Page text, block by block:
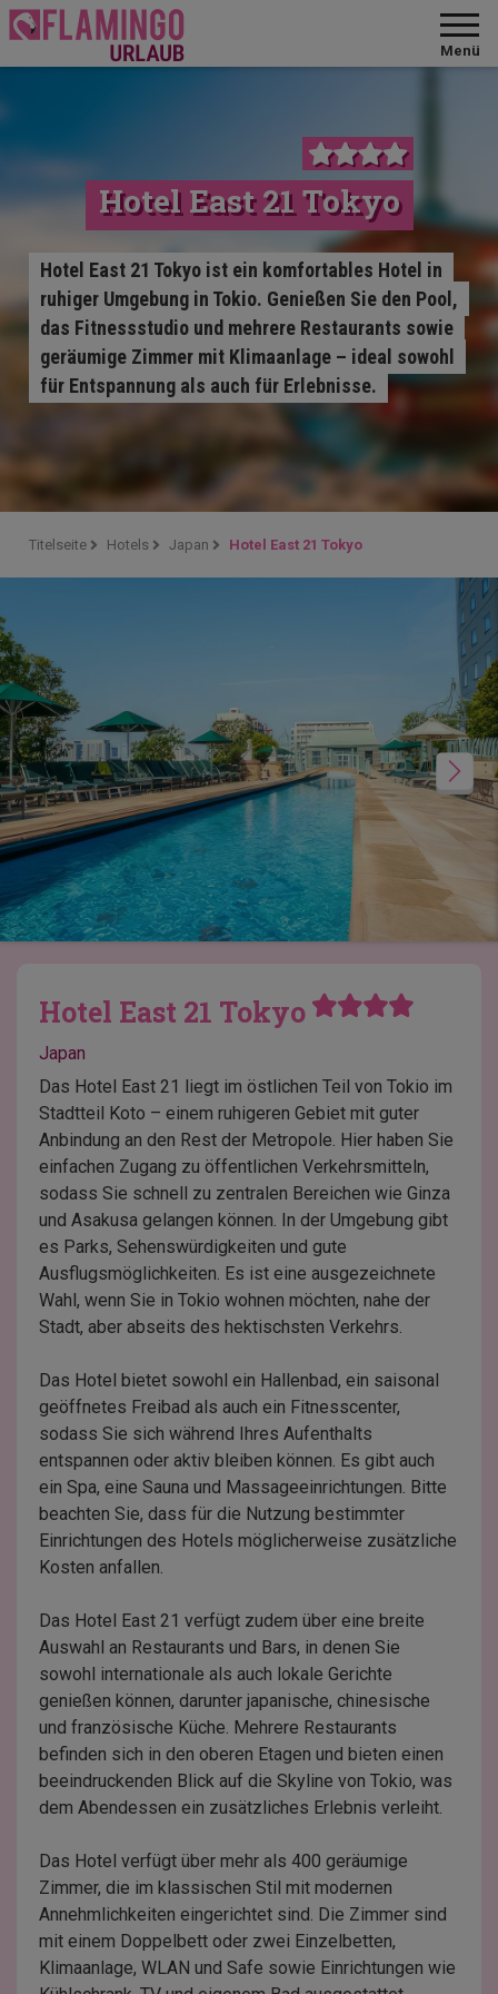
Menü
Hotel East 21 Tokyo
Hotel East 21 Tokyo ist ein komfortables Hotel in
ruhiger Umgebung in Tokio. Genießen Sie den Pool,
das Fitnessstudio und mehrere Restaurants sowie
geräumige Zimmer mit Klimaanlage – ideal sowohl
für Entspannung als auch für Erlebnisse.
Titelseite Hotels Japan Hotel East 21 Tokyo
Hotel East 21 Tokyo
Japan
Das Hotel East 21 liegt im östlichen Teil von Tokio im
Stadtteil Koto – einem ruhigeren Gebiet mit guter
Anbindung an den Rest der Metropole. Hier haben Sie
einfachen Zugang zu öffentlichen Verkehrsmitteln,
sodass Sie schnell zu zentralen Bereichen wie Ginza
und Asakusa gelangen können. In der Umgebung gibt
es Parks, Sehenswürdigkeiten und gute
Ausflugsmöglichkeiten. Es ist eine ausgezeichnete
Wahl, wenn Sie in Tokio wohnen möchten, nahe der
Stadt, aber abseits des hektischsten Verkehrs.
Das Hotel bietet sowohl ein Hallenbad, ein saisonal
geöffnetes Freibad als auch ein Fitnesscenter,
sodass Sie sich während Ihres Aufenthalts
entspannen oder aktiv bleiben können. Es gibt auch
ein Spa, eine Sauna und Massageeinrichtungen. Bitte
beachten Sie, dass für die Nutzung bestimmter
Einrichtungen des Hotels möglicherweise zusätzliche
Kosten anfallen.
Das Hotel East 21 verfügt zudem über eine breite
Auswahl an Restaurants und Bars, in denen Sie
sowohl internationale als auch lokale Gerichte
genießen können, darunter japanische, chinesische
und französische Küche. Mehrere Restaurants
befinden sich in den oberen Etagen und bieten einen
beeindruckenden Blick auf die Skyline von Tokio, was
dem Abendessen ein zusätzliches Erlebnis verleiht.
Das Hotel verfügt über mehr als 400 geräumige
Zimmer, die im klassischen Stil mit modernen
Annehmlichkeiten eingerichtet sind. Die Zimmer sind
mit einem Doppelbett oder zwei Einzelbetten,
Klimaanlage, WLAN und Safe sowie Einrichtungen wie